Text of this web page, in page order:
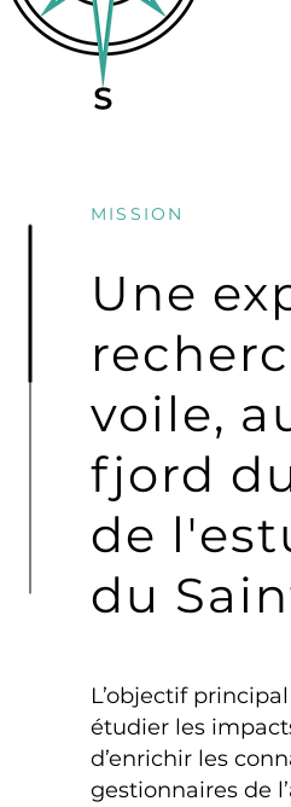
MISSION
Une
voile,
fjord
de
du
L’objectif
étudier les
d’enrichir les
gestionnaires de